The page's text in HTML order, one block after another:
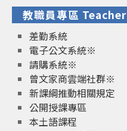
教職員專區 Teacher
差勤系統
電子公文系統※
請購系統※
曾文家商雲端社群※
新課綱推動相關規定
公開授課專區
本土語課程